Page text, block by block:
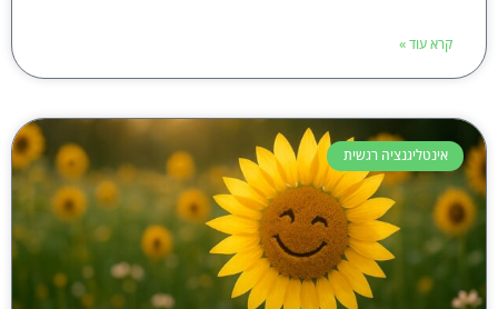
קרא עוד »
אינטליגנציה רגשית